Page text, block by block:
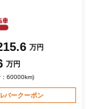
万円
万円
60000km)
バークーポン